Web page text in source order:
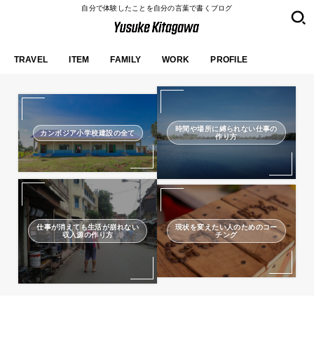
自分で体験したことを自分の言葉で書くブログ
TRAVEL ITEM FAMILY WORK PROFILE
カンボジア小学校建設の全て
時間や場所に縛られない仕事の
作り方
仕事が消えても生活が崩れない
収入源の作り方
現状を変えたい人のためのコー
チング